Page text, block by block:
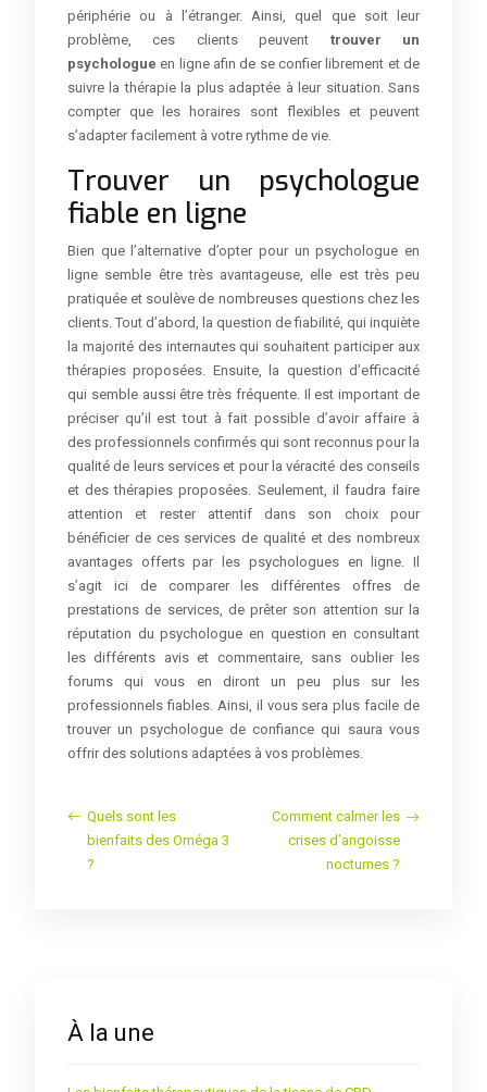
périphérie ou à l’étranger. Ainsi, quel que soit leur
problème, ces clients peuvent trouver un
psychologue en ligne afin de se confier librement et de
suivre la thérapie la plus adaptée à leur situation. Sans
compter que les horaires sont flexibles et peuvent
s’adapter facilement à votre rythme de vie.
Trouver un psychologue
fiable en ligne
Bien que l’alternative d’opter pour un psychologue en
ligne semble être très avantageuse, elle est très peu
pratiquée et soulève de nombreuses questions chez les
clients. Tout d’abord, la question de fiabilité, qui inquiète
la majorité des internautes qui souhaitent participer aux
thérapies proposées. Ensuite, la question d’efficacité
qui semble aussi être très fréquente. Il est important de
préciser qu’il est tout à fait possible d’avoir affaire à
des professionnels confirmés qui sont reconnus pour la
qualité de leurs services et pour la véracité des conseils
et des thérapies proposées. Seulement, il faudra faire
attention et rester attentif dans son choix pour
bénéficier de ces services de qualité et des nombreux
avantages offerts par les psychologues en ligne. Il
s’agit ici de comparer les différentes offres de
prestations de services, de prêter son attention sur la
réputation du psychologue en question en consultant
les différents avis et commentaire, sans oublier les
forums qui vous en diront un peu plus sur les
professionnels fiables. Ainsi, il vous sera plus facile de
trouver un psychologue de confiance qui saura vous
offrir des solutions adaptées à vos problèmes.
Quels sont les
bienfaits des Oméga 3
?
Comment calmer les
crises d’angoisse
nocturnes ?
À la une